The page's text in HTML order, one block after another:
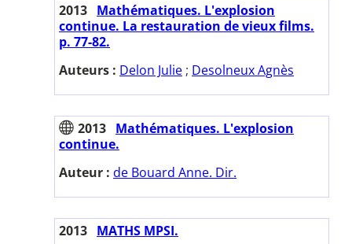
2013 Mathématiques. L'explosion
continue. La restauration de vieux films.
p. 77-82.
Auteurs : Delon Julie ; Desolneux Agnès
2013 Mathématiques. L'explosion
continue.
Auteur : de Bouard Anne. Dir.
2013 MATHS MPSI.